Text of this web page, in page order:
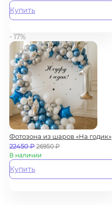
Купить
- 17%
Фотозона из шаров «На годик»
22450₽ 26950₽
В наличии
Купить